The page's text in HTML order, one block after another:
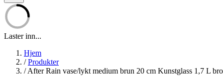
Laster inn...
Hjem
/ Produkter
/ After Rain vase/lykt medium brun 20 cm Kunstglass 1,7 L